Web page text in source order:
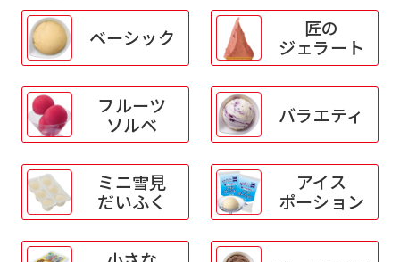
ベーシック 匠の
ジェラート
フルーツ
ソルベ バラエティ
ミニ雪見
だいふく
アイス
ポーション